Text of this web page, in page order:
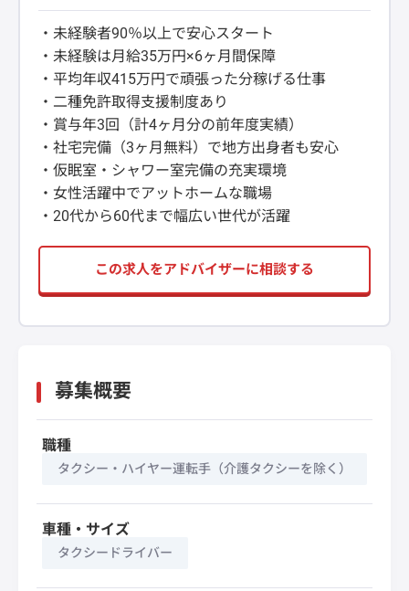
・未経験者90％以上で安心スタート
・未経験は月給35万円×6ヶ月間保障
・平均年収415万円で頑張った分稼げる仕事
・二種免許取得支援制度あり
・賞与年3回（計4ヶ月分の前年度実績）
・社宅完備（3ヶ月無料）で地方出身者も安心
・仮眠室・シャワー室完備の充実環境
・女性活躍中でアットホームな職場
・20代から60代まで幅広い世代が活躍
この求人をアドバイザーに相談する
募集概要
職種
タクシー・ハイヤー運転手（介護タクシーを除く）
車種・サイズ
タクシードライバー